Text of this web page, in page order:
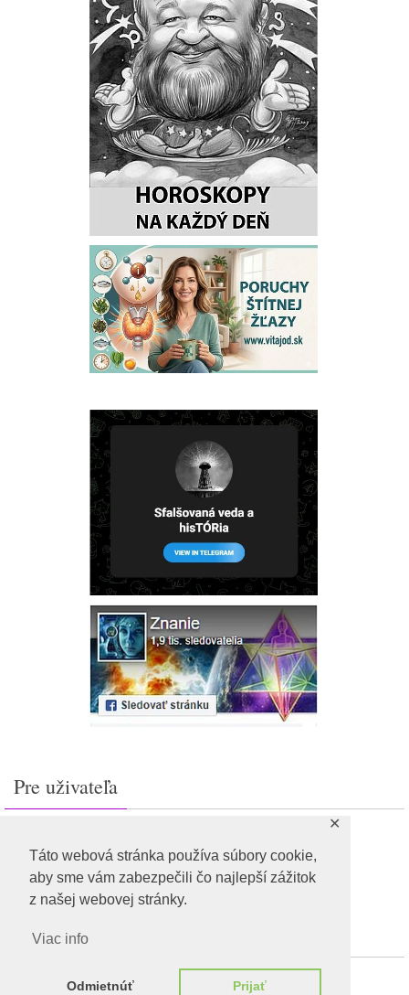
Táto webová stránka používa súbory cookie,
aby sme vám zabezpečili čo najlepší zážitok
z našej webovej stránky.
Viac info
Odmietnúť Prijať
✕
Pre uživateľa
Feed záznamov
RSS feed komentárov
WordPress.org